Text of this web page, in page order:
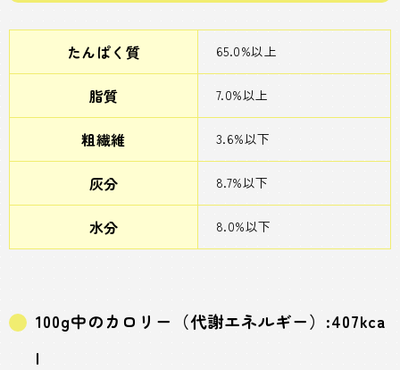
たんぱく質 65.0%以上
脂質 7.0%以上
粗繊維 3.6%以下
灰分 8.7%以下
水分 8.0%以下
100g中のカロリー（代謝エネルギー）:407kca
l